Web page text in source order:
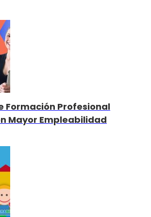
Formación Profesional
Mayor Empleabilidad